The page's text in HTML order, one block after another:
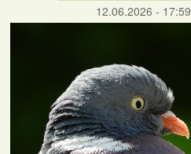
12.06.2026 - 17:59